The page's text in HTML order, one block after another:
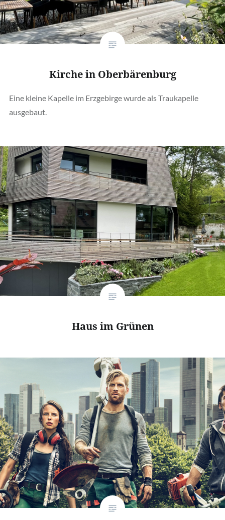
Kirche in Oberbärenburg
Eine kleine Kapelle im Erzgebirge wurde als Traukapelle
ausgebaut.
Haus im Grünen